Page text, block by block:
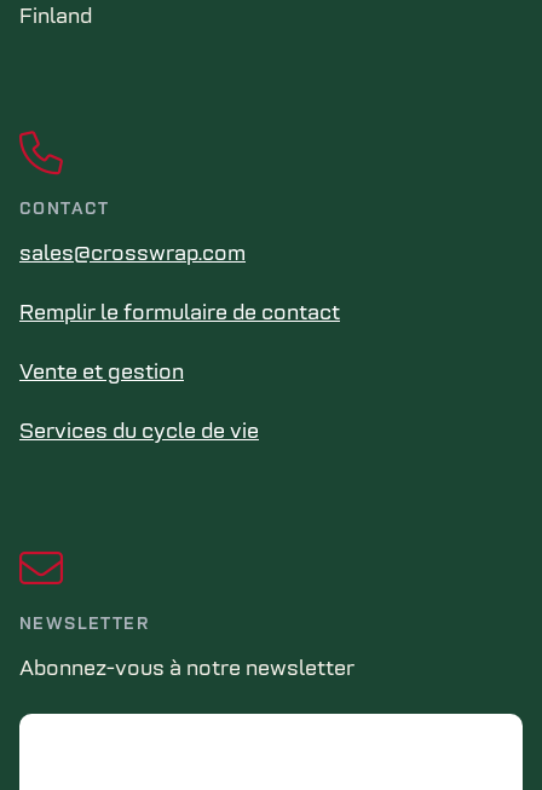
Finland
CONTACT
sales@crosswrap.com
Remplir le formulaire de contact
Vente et gestion
Services du cycle de vie
NEWSLETTER
Abonnez-vous à notre newsletter
Email